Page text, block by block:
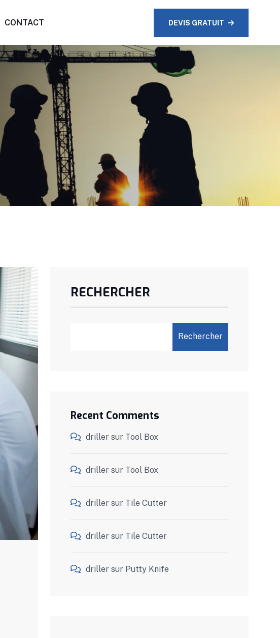
CONTACT DEVIS GRATUIT
RECHERCHER
Rechercher
Recent Comments
driller sur Tool Box
driller sur Tool Box
driller sur Tile Cutter
driller sur Tile Cutter
driller sur Putty Knife